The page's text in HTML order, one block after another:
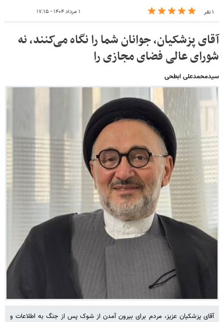
۱ نفر ۱ مرداد ۱۴۰۴ - ۱۷:۱۵
آقای پزشکیان، جوانان شما را نگاه می‌کنند، نه
شورای عالی فضای مجازی را
سیدمحمدعلی ابطحی
آقای پزشکیان عزیز، مردم برای بیرون آمدن از شوک پس از جنگ به اطلاعات و